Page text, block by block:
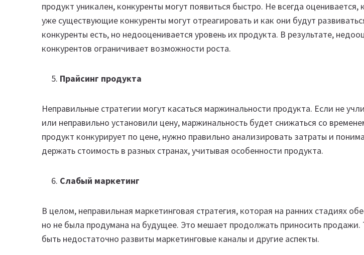
продукт уникален, конкуренты могут появиться быстро. Не всегда оценивается,
уже существующие конкуренты могут отреагировать и как они будут
конкуренты есть, но недооценивается уровень их продукта. В результате,
конкурентов ограничивает возможности роста.
Прайсинг продукта
Неправильные стратегии могут касаться маржинальности продукта. Если не
или неправильно установили цену, маржинальность будет снижаться со
продукт конкурирует по цене, нужно правильно анализировать затраты и
держать стоимость в разных странах, учитывая особенности продукта.
Слабый маркетинг
В целом, неправильная маркетинговая стратегия, которая на ранних стадиях
но не была продумана на будущее. Это мешает продолжать приносить продажи.
быть недостаточно развиты маркетинговые каналы и другие аспекты.